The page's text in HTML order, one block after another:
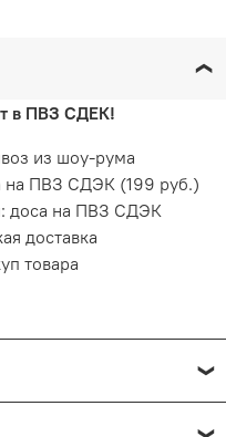
в ПВЗ СДЕК!
из шоу-рума
на ПВЗ СДЭК (199 руб.)
доса на ПВЗ СДЭК
доставка
товара